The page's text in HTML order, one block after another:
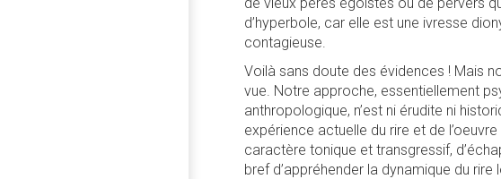
d’hyperbole, car elle est une ivresse
contagieuse.
Voilà sans doute des évidences ! Mais
vue. Notre approche, essentiellement
anthropologique, n’est ni érudite ni
expérience actuelle du rire et de
caractère tonique et transgressif,
bref d’appréhender la dynamique du rire